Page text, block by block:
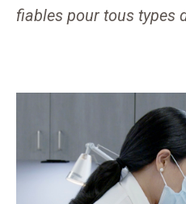
fiables pour tous types